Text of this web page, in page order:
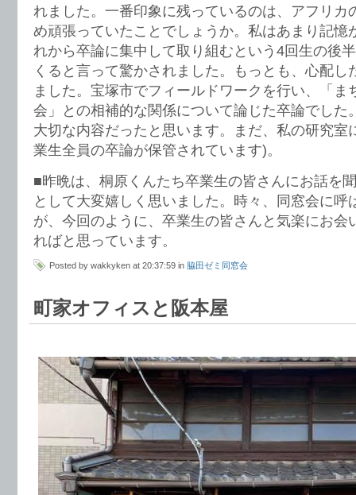
れました。一番印象に残っているのは、アフリカ
め頑張っていたことでしょうか。私はあまり記憶
れから卒論に集中して取り組むという4回生の後
くると言って驚かされました。もっとも、心配し
ました。宝塚市でフィールドワークを行い、「ま
会」との相補的な関係について論じた卒論でした
大切な内容だったと思います。まだ、私の研究室
業生全員の卒論が保管されています)。
■昨晩は、桐原くんたち卒業生の皆さんにお話を
として大変嬉しく思いました。時々、同窓会に呼
が、今回のように、卒業生の皆さんと気楽にお会
ればと思っています。
Posted by wakkyken at 20:37:59 in 脇田ゼミ同窓会
町家オフィスと阪本屋